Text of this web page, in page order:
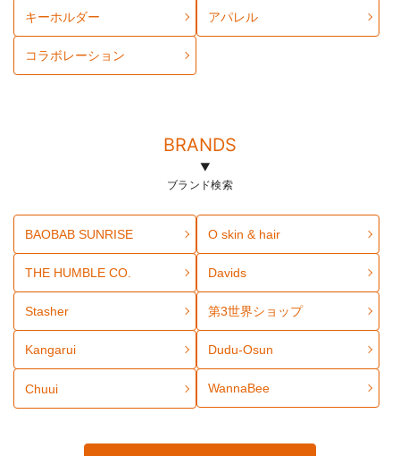
キーホルダー アパレル
コラボレーション
BRANDS
ブランド検索
BAOBAB SUNRISE O skin & hair
THE HUMBLE CO. Davids
Stasher 第3世界ショップ
Kangarui Dudu-Osun
Chuui WannaBee